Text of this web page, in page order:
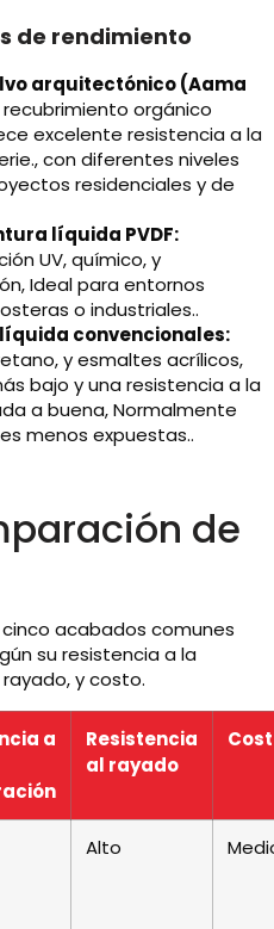
de rendimiento
arquitectónico (Aama
recubrimiento orgánico
excelente resistencia a la
con diferentes niveles
residenciales y de
líquida PVDF:
UV, químico, y
Ideal para entornos
o industriales..
convencionales:
y esmaltes acrílicos,
bajo y una resistencia a la
a buena, Normalmente
menos expuestas..
de
acabados comunes
su resistencia a la
y costo.
a
Resistencia
al rayado
Alto